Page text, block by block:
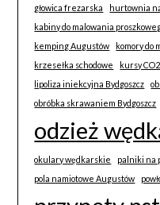
głowica frezarska
hurtownia
kabiny do malowania
kemping Augustów
komory do
krzesełka schodowe
kursy CO2
lipoliza iniekcyjna Bydgoszcz
obróbka skrawaniem Bydgoszcz
odzież
okulary wędkarskie palniki na
pola namiotowe Augustów